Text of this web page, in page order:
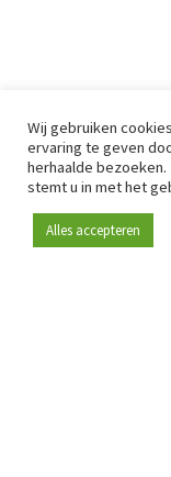
Wij gebruiken
ervaring te geven
herhaalde
stemt u in met het
Alles accepteren